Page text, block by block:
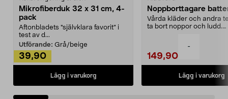
-
Mikrofiberduk 32 x 31 cm, 4-
pack
Aftonbladets "självklara favorit” i
test av d...
Utförande: Grå/beige
39,90
Lägg i varukorg
Noppborttagare
Vårda kläder och andra
ta bort noppor och ludd.
149,90
Lägg i varukorg